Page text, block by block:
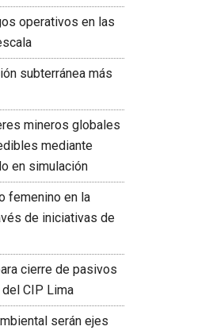
operativos en las
subterránea más
mineros globales
mediante
en simulación
femenino en la
de iniciativas de
cierre de pasivos
CIP Lima
serán ejes